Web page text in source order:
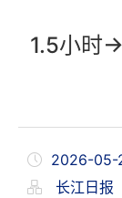
1.5小时
2026-05-
长江日报